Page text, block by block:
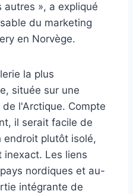
», a expliqué
du marketing
en Norvège.
la plus
située sur une
l'Arctique. Compte
il serait facile de
endroit plutôt isolé,
Les liens
nordiques et au-
intégrante de